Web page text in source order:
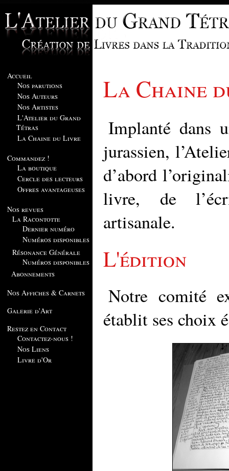
Accueil
Nos parutions
Nos Auteurs
Nos Artistes
L'Atelier du Grand
Tétras
La Chaine du Livre
Commandez !
La boutique
Cercle des lecteurs
Offres avantageuses
Nos revues
La Racontotte
Dernier numéro
Numéros disponibles
Résonance Générale
Numéros disponibles
Abonnements
Nos Affiches & Carnets
Galerie d'Art
Restez en Contact
Contactez-nous !
Nos Liens
Livre d'Or
La Chaine
Implanté dans
jurassien,
d’abord
livre, de
artisanale.
L'édition
Notre comité
établit ses choix